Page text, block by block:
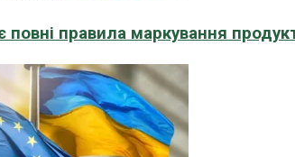
повні правила маркування